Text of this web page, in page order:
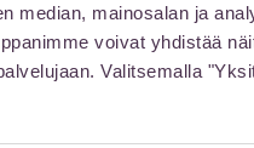
median, mainosalan ja
voivat yhdistää
Valitsemalla